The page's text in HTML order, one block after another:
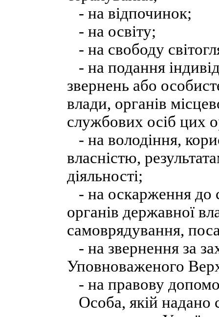
- на відпочинок;
- на освіту;
- на свободу
- на подання
звернень або
влади, органів
службових осіб цих
- на володіння,
власністю,
діяльності;
- на оскарження до
органів державної
самоврядування,
- на звернення за
Уповноваженого
- на правову
Особа, якій надано